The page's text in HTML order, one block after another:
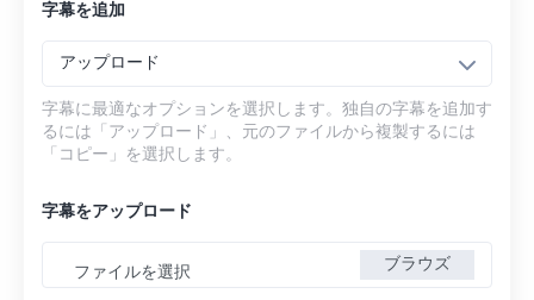
字幕を追加
アップロード
字幕に最適なオプションを選択します。独自の字幕を追加す
るには「アップロード」、元のファイルから複製するには
「コピー」を選択します。
字幕をアップロード
ファイルを選択 ブラウズ